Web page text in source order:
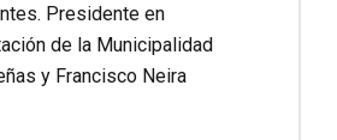
Presidente en
de la Municipalidad
y Francisco Neira